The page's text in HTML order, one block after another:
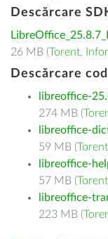
Descărcare
26 MB (Torent,
Descărcare
libreoffice-
274 MB (
libreoffice-
59 MB (Torent
libreoffice-
57 MB (Torent
libreoffice-
223 MB (